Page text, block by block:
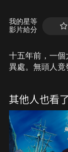
我的星等
影片給分
十五年前，一
異處。無頭人竟
生關係。 Peter
眼，看得見鬼
卻接二連三出現
其他人也看了